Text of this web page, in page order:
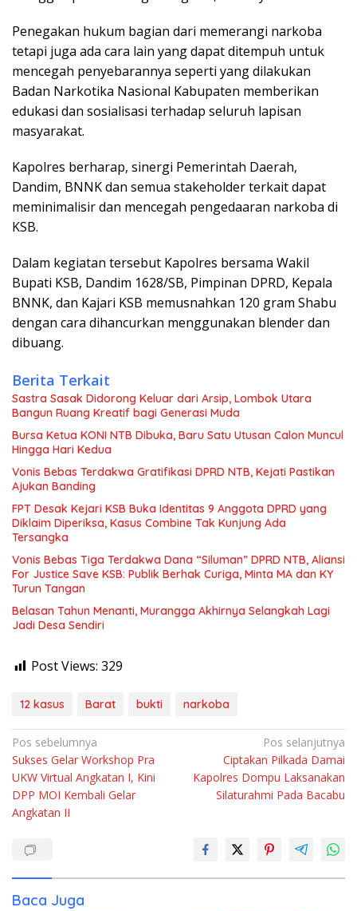
Penegakan hukum bagian dari memerangi narkoba
tetapi juga ada cara lain yang dapat ditempuh untuk
mencegah penyebarannya seperti yang dilakukan
Badan Narkotika Nasional Kabupaten memberikan
edukasi dan sosialisasi terhadap seluruh lapisan
masyarakat.
Kapolres berharap, sinergi Pemerintah Daerah,
Dandim, BNNK dan semua stakeholder terkait dapat
meminimalisir dan mencegah pengedaaran narkoba di
KSB.
Dalam kegiatan tersebut Kapolres bersama Wakil
Bupati KSB, Dandim 1628/SB, Pimpinan DPRD, Kepala
BNNK, dan Kajari KSB memusnahkan 120 gram Shabu
dengan cara dihancurkan menggunakan blender dan
dibuang.
Berita Terkait
Sastra Sasak Didorong Keluar dari Arsip, Lombok Utara
Bangun Ruang Kreatif bagi Generasi Muda
Bursa Ketua KONI NTB Dibuka, Baru Satu Utusan Calon Muncul
Hingga Hari Kedua
Vonis Bebas Terdakwa Gratifikasi DPRD NTB, Kejati Pastikan
Ajukan Banding
FPT Desak Kejari KSB Buka Identitas 9 Anggota DPRD yang
Diklaim Diperiksa, Kasus Combine Tak Kunjung Ada
Tersangka
Vonis Bebas Tiga Terdakwa Dana “Siluman” DPRD NTB, Aliansi
For Justice Save KSB: Publik Berhak Curiga, Minta MA dan KY
Turun Tangan
Belasan Tahun Menanti, Murangga Akhirnya Selangkah Lagi
Jadi Desa Sendiri
Post Views: 329
12 kasus Barat bukti narkoba
Navigasi
pos
Pos sebelumnya
Sukses Gelar Workshop Pra
UKW Virtual Angkatan I, Kini
DPP MOI Kembali Gelar
Angkatan II
Pos selanjutnya
Ciptakan Pilkada Damai
Kapolres Dompu Laksanakan
Silaturahmi Pada Bacabu
Baca Juga